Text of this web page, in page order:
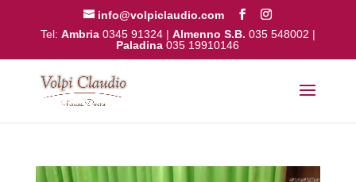
info@volpiclaudio.com
Tel: Ambria 0345 91324| Almenno S.B. 035 548002 |
Paladina 035 19910146